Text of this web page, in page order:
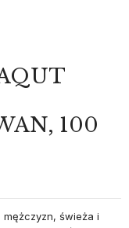
100
świeża i